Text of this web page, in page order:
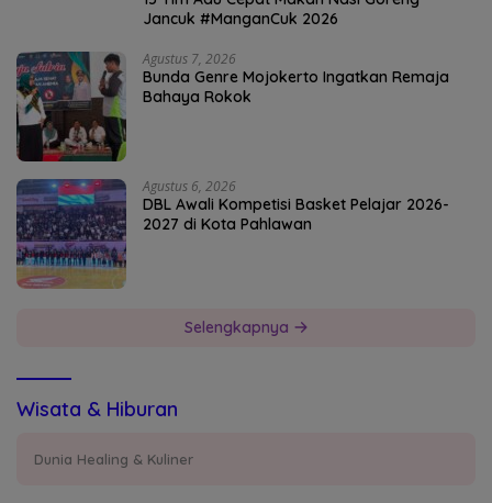
Jancuk #ManganCuk 2026
Agustus 7, 2026
Bunda Genre Mojokerto Ingatkan Remaja
Bahaya Rokok
Agustus 6, 2026
DBL Awali Kompetisi Basket Pelajar 2026-
2027 di Kota Pahlawan
Selengkapnya
Wisata & Hiburan
Dunia Healing & Kuliner